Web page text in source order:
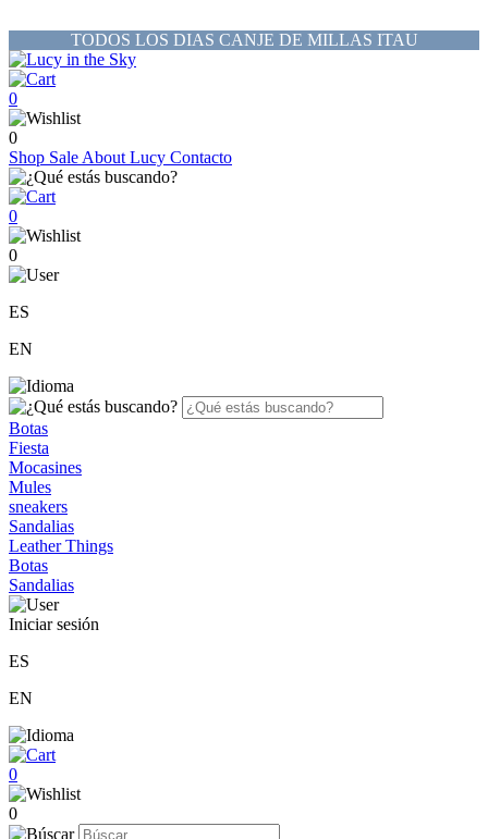
TODOS LOS DIAS CANJE DE MILLAS ITAU
0
0
Shop Sale About Lucy Contacto
0
0
ES
EN
Botas
Fiesta
Mocasines
Mules
sneakers
Sandalias
Leather Things
Botas
Sandalias
Iniciar sesión
ES
EN
0
0